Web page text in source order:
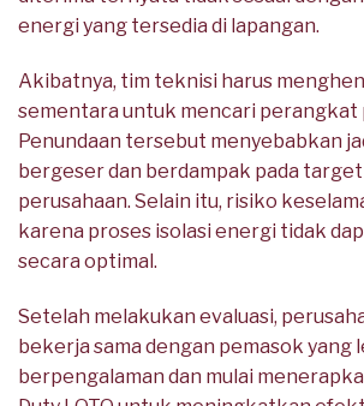
energi yang tersedia di lapangan.
Akibatnya, tim teknisi harus
sementara untuk mencari perangkat
Penundaan tersebut menyebabkan
bergeser dan berdampak pada
perusahaan. Selain itu, risiko
karena proses isolasi energi tidak
secara optimal.
Setelah melakukan evaluasi,
bekerja sama dengan pemasok yang
berpengalaman dan mulai